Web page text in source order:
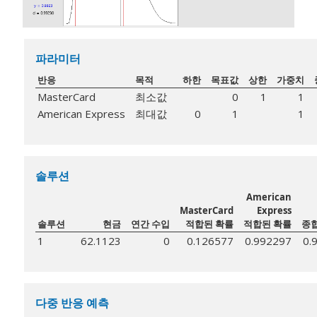
파라미터
반응 목적 하한 목표값 상한 가중치
MasterCard 최소값 0 1
1
American Express
최대값 0 1 1
솔루션
솔루션 현금 연간 수입
MasterCard
적합된 확률
American
Express
적합된 확률
종
1 62.1123 0 0.126577 0.992297
다중 반응 예측